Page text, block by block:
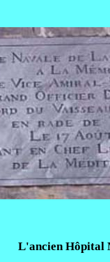
L'ancien Hôpital